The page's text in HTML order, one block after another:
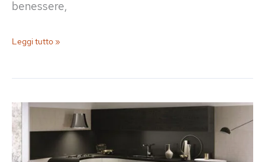
benessere,
Idee
un
con
Vasca
Incassata
Leggi tutto »